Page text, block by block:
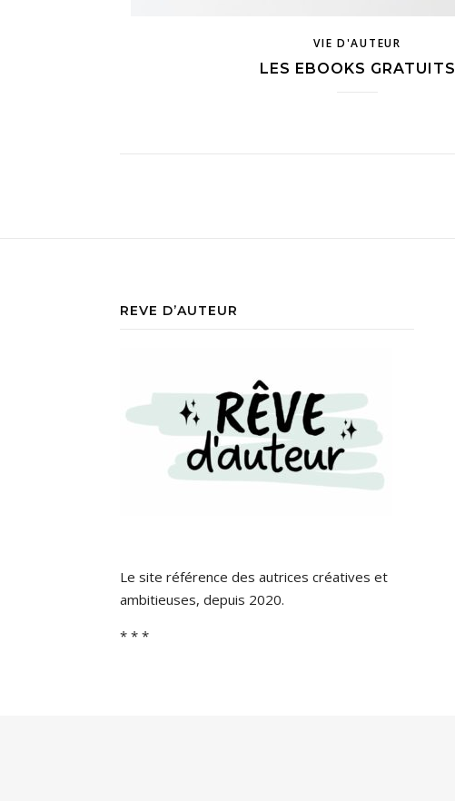
VIE D'AUTEUR
LES EBOOKS GRATUITS
REVE D’AUTEUR
Le site référence des autrices créatives et
ambitieuses, depuis 2020.
* * *